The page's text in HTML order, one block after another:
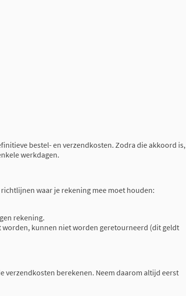
bestel- en verzendkosten. Zodra die akkoord is,
werkdagen.
waar je rekening mee moet houden:
rekening.
kunnen niet worden geretourneerd (dit geldt
verzendkosten berekenen. Neem daarom altijd eerst